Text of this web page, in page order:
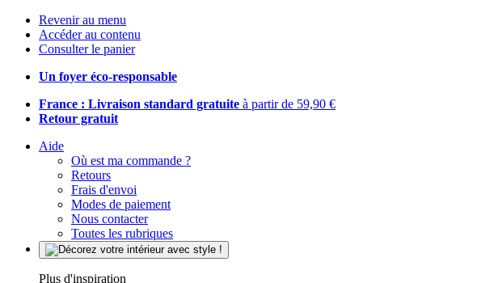
Revenir au menu
Accéder au contenu
Consulter le panier
Un foyer éco-responsable
France : Livraison standard gratuite à partir de 59,90 €
Retour gratuit
Aide
Où est ma commande ?
Retours
Frais d'envoi
Modes de paiement
Nous contacter
Toutes les rubriques
Plus d'inspiration